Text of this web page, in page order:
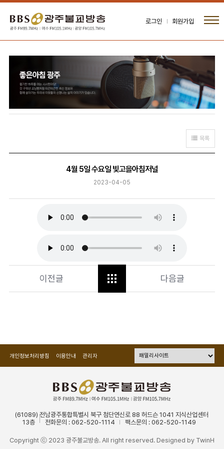
로그인 회원가입
목록
4월 5일 수요일 빛고을아침저널
2023-04-05
이전글 다음글
개인정보처리방침 이용안내 관리자
(61089) 전남광주통합특별시 북구 첨단연신로 88 허드슨 1041 지식산업센터
13층
전화문의 : 062-520-1114 팩스문의 : 062-520-1149
Copyright ⓒ 2023 광주불교방송. All right reserved. Designed by TwinH